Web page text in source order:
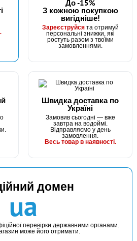
До -15%
З кожною покупкою
вигідніше!
Зареєструйсята отримуй
персональні знижки, які
ростуть разом з твоїми
замовленнями.
Швидка доставка по
Україні
Замовив сьогодні — вже
завтра на водоймі.
Відправляємо у день
замовлення.
Весь товар в наявності.
домен
ua
перевірки державними органами.
може його отримати.